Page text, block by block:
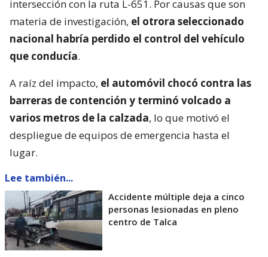
intersección con la ruta L-651. Por causas que son
materia de investigación, el otrora seleccionado
nacional habría perdido el control del vehículo
que conducía.
A raíz del impacto, el automóvil chocó contra las
barreras de contención y terminó volcado a
varios metros de la calzada, lo que motivó el
despliegue de equipos de emergencia hasta el
lugar.
Lee también...
Accidente múltiple deja a cinco
personas lesionadas en pleno
centro de Talca